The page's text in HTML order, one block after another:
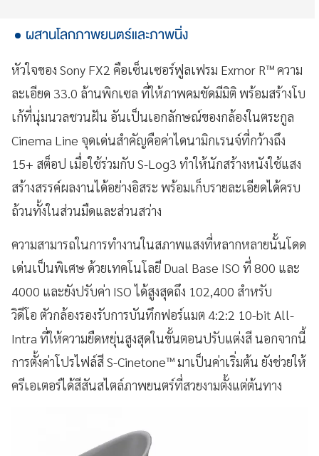
ผสานโลกภาพยนตร์และภาพนิ่ง
หัวใจของ Sony FX2 คือเซ็นเซอร์ฟูลเฟรม Exmor R™ ความ
ละเอียด 33.0 ล้านพิกเซล ที่ให้ภาพคมชัดมีมิติ พร้อมสร้างโบ
เก้ที่นุ่มนวลชวนฝัน อันเป็นเอกลักษณ์ของกล้องในตระกูล
Cinema Line จุดเด่นสำคัญคือค่าไดนามิกเรนจ์ที่กว้างถึง
15+ สต็อป เมื่อใช้ร่วมกับ S-Log3 ทำให้นักสร้างหนังใช้แสง
สร้างสรรค์ผลงานได้อย่างอิสระ พร้อมเก็บรายละเอียดได้ครบ
ถ้วนทั้งในส่วนมืดและส่วนสว่าง
ความสามารถในการทำงานในสภาพแสงที่หลากหลายนั้นโดด
เด่นเป็นพิเศษ ด้วยเทคโนโลยี Dual Base ISO ที่ 800 และ
4000 และยังปรับค่า ISO ได้สูงสุดถึง 102,400 สำหรับ
วิดีโอ ตัวกล้องรองรับการบันทึกฟอร์แมต 4:2:2 10-bit All-
Intra ที่ให้ความยืดหยุ่นสูงสุดในขั้นตอนปรับแต่งสี นอกจากนี้
การตั้งค่าโปรไฟล์สี S-Cinetone™ มาเป็นค่าเริ่มต้น ยังช่วยให้
ครีเอเตอร์ได้สีสันสไตล์ภาพยนตร์ที่สวยงามตั้งแต่ต้นทาง